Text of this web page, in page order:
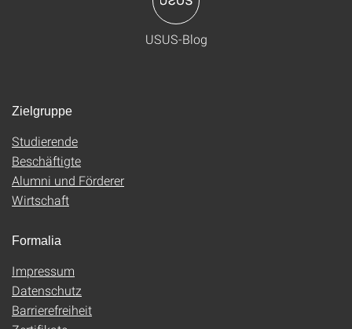
USUS-Blog
Zielgruppe
Studierende
Beschäftigte
Alumni und Förderer
Wirtschaft
Formalia
Impressum
Datenschutz
Barrierefreiheit